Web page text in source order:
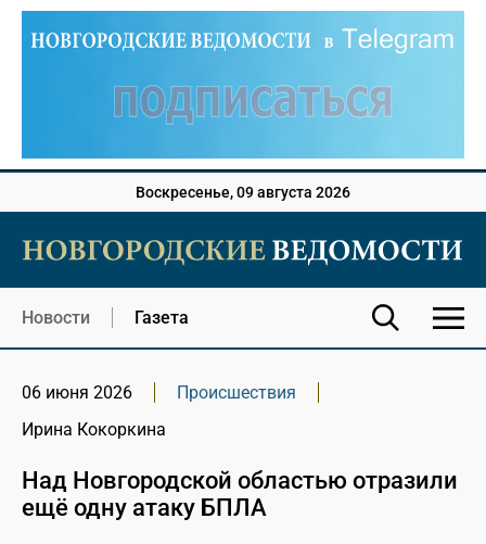
Воскресенье, 09 августа 2026
Новости Газета
06 июня 2026
Происшествия
Ирина Кокоркина
Над Новгородской областью отразили
ещё одну атаку БПЛА